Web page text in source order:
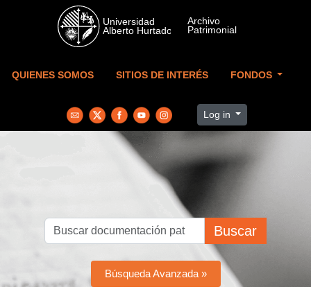
Skip to main content
QUIENES SOMOS SITIOS DE INTERÉS FONDOS
Log in
Buscar
Búsqueda Avanzada »